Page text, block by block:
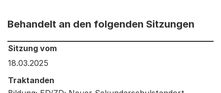
Behandelt an den folgenden Sitzungen
Behandelt an den folgenden Sitzungen: Informationen
Sitzung vom
18.03.2025
Traktanden